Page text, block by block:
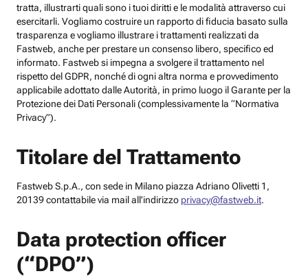
tratta, illustrarti quali sono i tuoi diritti e le modalità attraverso cui
esercitarli. Vogliamo costruire un rapporto di fiducia basato sulla
trasparenza e vogliamo illustrare i trattamenti realizzati da
Fastweb, anche per prestare un consenso libero, specifico ed
informato. Fastweb si impegna a svolgere il trattamento nel
rispetto del GDPR, nonché di ogni altra norma e provvedimento
applicabile adottato dalle Autorità, in primo luogo il Garante per la
Protezione dei Dati Personali (complessivamente la “Normativa
Privacy”).
Titolare del Trattamento
Fastweb S.p.A., con sede in Milano piazza Adriano Olivetti 1,
20139 contattabile via mail all’indirizzo privacy@fastweb.it.
Data protection officer
(“DPO”)